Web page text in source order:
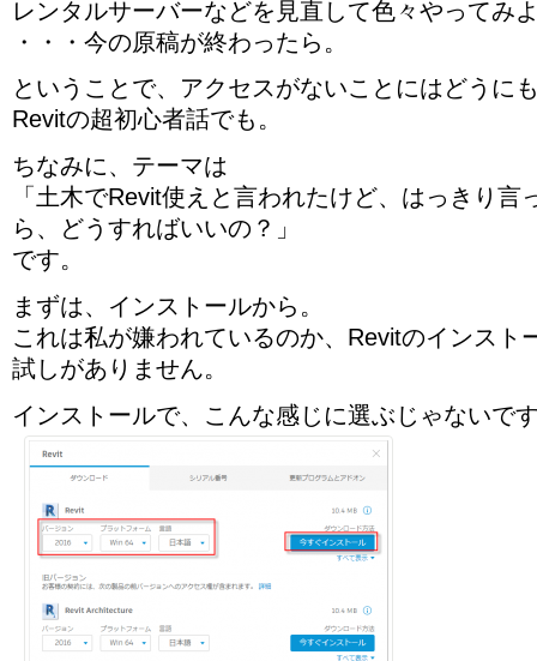
レンタルサーバーなどを見直して色々やってみ
・・・今の原稿が終わったら。
ということで、アクセスがないことにはどうに
Revitの超初心者話でも。
ちなみに、テーマは
「土木でRevit使えと言われたけど、はっきり言
ら、どうすればいいの？」
です。
まずは、インストールから。
これは私が嫌われているのか、Revitのインスト
試しがありません。
インストールで、こんな感じに選ぶじゃないで